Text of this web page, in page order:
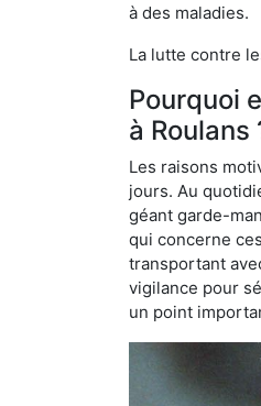
à des maladies.
La lutte contre
Pourquoi
à Roulans
Les raisons
jours. Au
géant garde-
qui concerne
transportant
vigilance pour
un point